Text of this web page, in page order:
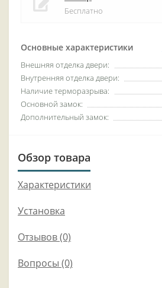
Основные характеристики
Внешняя отделка двери:
Внутренняя отделка двери:
Наличие терморазрыва:
Основной замок:
Дополнительный замок:
Бесплатно
Обзор товара
Характеристики
Установка
Отзывов (0)
Вопросы (0)